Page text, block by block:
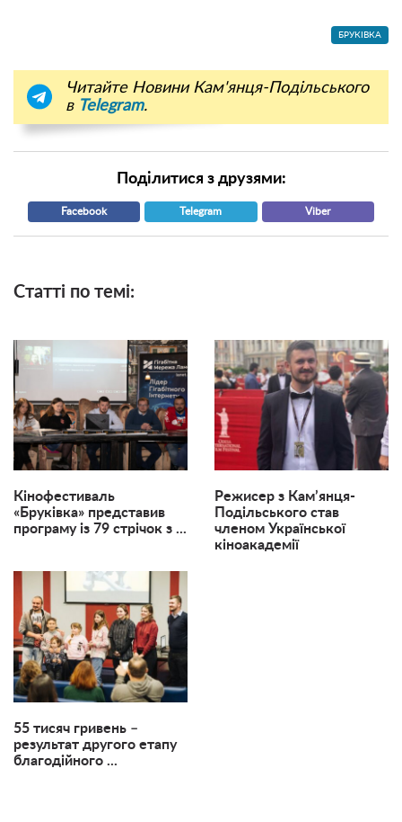
БРУКІВКА
Читайте Новини Кам'янця-Подільського
в Telegram.
Поділитися з друзями:
Facebook Telegram Viber
Статті по темі:
Кінофестиваль
«Бруківка» представив
програму із 79 стрічок з ...
Режисер з Кам’янця-
Подільського став
членом Української
кіноакадемії
55 тисяч гривень –
результат другого етапу
благодійного ...